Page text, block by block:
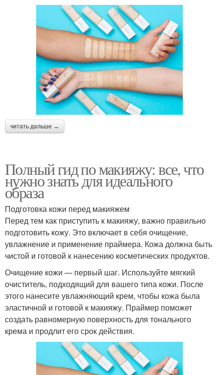
читать дальше →
Полный гид по макияжу: все, что
нужно знать для идеального
образа
Подготовка кожи перед макияжем
Перед тем как приступить к макияжу, важно правильно
подготовить кожу. Это включает в себя очищение,
увлажнение и применение праймера. Кожа должна быть
чистой и готовой к нанесению косметических продуктов.
Очищение кожи — первый шаг. Используйте мягкий
очиститель, подходящий для вашего типа кожи. После
этого нанесите увлажняющий крем, чтобы кожа была
эластичной и готовой к макияжу. Праймер поможет
создать равномерную поверхность для тонального
крема и продлит его срок действия.